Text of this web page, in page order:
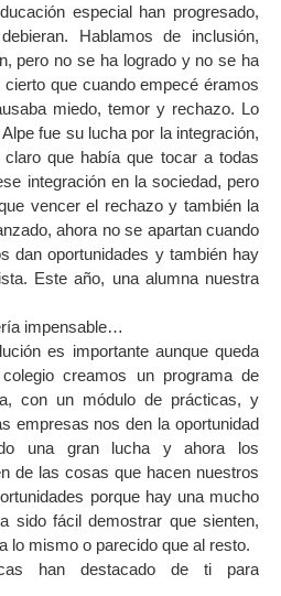
especial han progresado,
Hablamos de inclusión,
pero no se ha logrado y no se ha
que cuando empecé éramos
miedo, temor y rechazo. Lo
fue su lucha por la integración,
que había que tocar a todas
integración en la sociedad, pero
vencer el rechazo y también la
ahora no se apartan cuando
dan oportunidades y también hay
Este año, una alumna nuestra
impensable…
es importante aunque queda
creamos un programa de
con un módulo de prácticas, y
empresas nos den la oportunidad
una gran lucha y ahora los
de las cosas que hacen nuestros
porque hay una mucho
sido fácil demostrar que sienten,
lo mismo o parecido que al resto.
han destacado de ti para